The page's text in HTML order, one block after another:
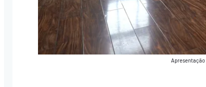
Apresentação